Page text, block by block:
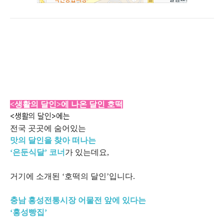
<생활의 달인>에 나온 달인 호떡
<생활의 달인>에는
전국 곳곳에 숨어있는
맛의 달인을 찾아 떠나는
‘은둔식달’ 코너 가 있는데요,
거기에 소개된 ‘호떡의 달인’입니다.
충남 홍성전통시장 어물전 앞에 있다는
‘홍성빵집’